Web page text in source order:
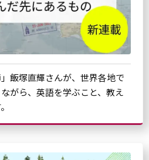
飯塚直輝さんが、世界各地で
がら、英語を学ぶこと、教え